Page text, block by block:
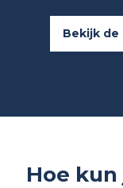
Bekijk de
Hoe